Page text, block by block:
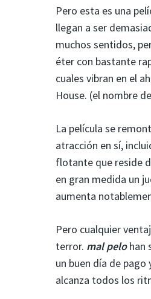
Pero esta es una
llegan a ser
muchos sentidos,
éter con bastante
cuales vibran en el
House. (el nombre
La película se
atracción en sí,
flotante que reside
en gran medida un
aumenta
Pero cualquier
terror. mal pelohan
un buen día de
alcanza todos los